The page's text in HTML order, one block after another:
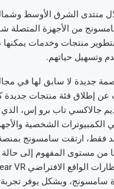
منتدى الشرق الأوسط
من الأجهزة المتصلة
بتطوير منتجات وخدمات
وتسهيل حياتهم.
جديدة لا سابق لها في مجال
عن إطلاق فئة منتجات جديدة
جالاكسي تاب برو إس، الذي
الكمبيوترات الشخصية
فقط، ارتقت سامسونج بمنصة
من مستوى المفهوم إلى
وبشكل يوفر تجربة